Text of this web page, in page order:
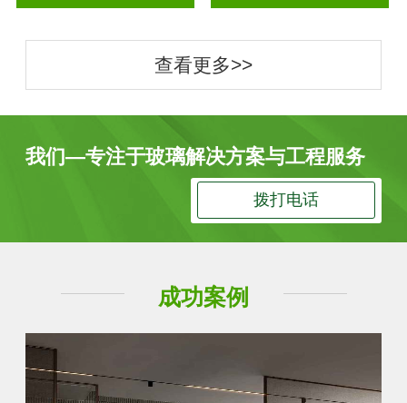
查看更多>>
我们—专注于玻璃解决方案与工程服务
拨打电话
成功案例